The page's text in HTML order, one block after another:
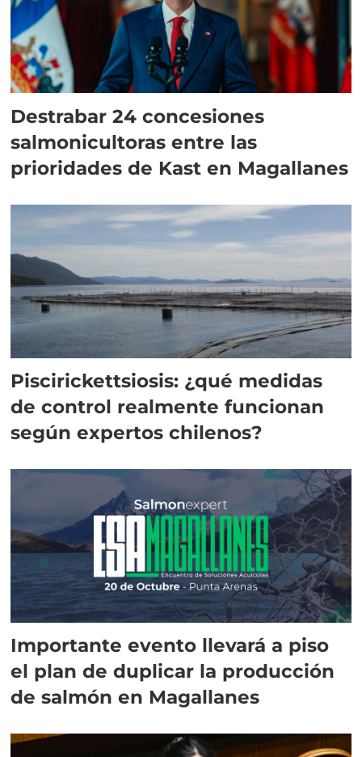
Destrabar 24 concesiones
salmonicultoras entre las
prioridades de Kast en Magallanes
Piscirickettsiosis: ¿qué medidas
de control realmente funcionan
según expertos chilenos?
Importante evento llevará a piso
el plan de duplicar la producción
de salmón en Magallanes